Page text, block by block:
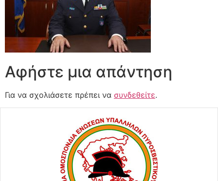
Αφήστε μια απάντηση
Για να σχολιάσετε πρέπει να συνδεθείτε.